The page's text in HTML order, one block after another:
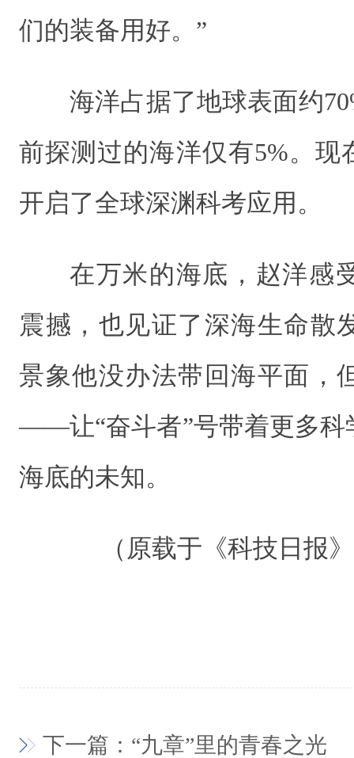
们的装备用好。”
海洋占据了地球表面约
前探测过的海洋仅有5%。现
开启了全球深渊科考应用。
在万米的海底，赵洋感
震撼，也见证了深海生命散
景象他没办法带回海平面，
——让“奋斗者”号带着更多科
海底的未知。
（原载于《科技日报
下一篇：“九章”里的青春之光